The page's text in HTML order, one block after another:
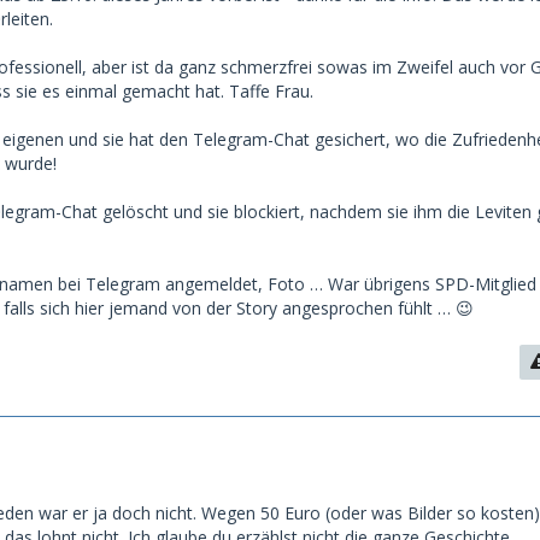
der Typ kein Unbekannter – ein Lokalpolitiker,
nach Scam. Zwar hat er die Medien bezahlt –
kommen. Eine perfide Taktik, die mit realer
sie klug reagiert:
Sie erwähnte auch, dass sie ihn als
aber ist da ganz schmerzfrei sowas im Zweifel auch vor
sie es einmal gemacht hat. Taffe Frau.
und sie hat den Telegram-Chat gesichert, wo die
Chat gelöscht und sie blockiert, nachdem sie ihm die Leviten
bei Telegram angemeldet, Foto … War übrigens SPD-
sich hier jemand von der Story angesprochen fühlt … 😉
war er ja doch nicht. Wegen 50 Euro (oder was Bilder so